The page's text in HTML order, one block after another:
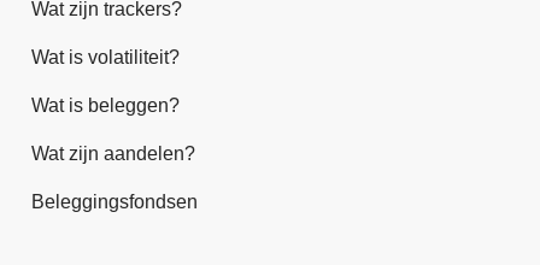
Wat zijn trackers?
Wat is volatiliteit?
Wat is beleggen?
Wat zijn aandelen?
Beleggingsfondsen